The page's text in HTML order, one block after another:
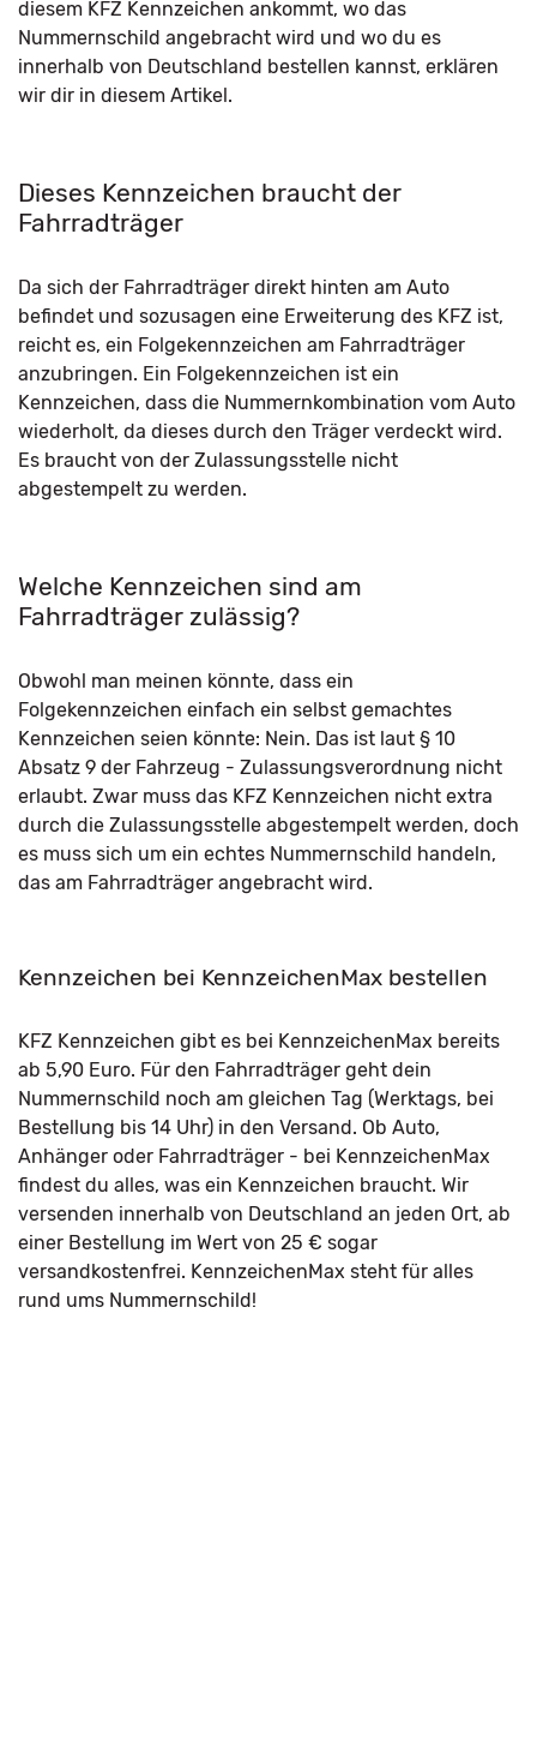
diesem KFZ Kennzeichen ankommt, wo das
Nummernschild angebracht wird und wo du es
innerhalb von Deutschland bestellen kannst, erklären
wir dir in diesem Artikel.
Dieses Kennzeichen braucht der
Fahrradträger
Da sich der Fahrradträger direkt hinten am Auto
befindet und sozusagen eine Erweiterung des KFZ ist,
reicht es, ein Folgekennzeichen am Fahrradträger
anzubringen. Ein Folgekennzeichen ist ein
Kennzeichen, dass die Nummernkombination vom Auto
wiederholt, da dieses durch den Träger verdeckt wird.
Es braucht von der Zulassungsstelle nicht
abgestempelt zu werden.
Welche Kennzeichen sind am
Fahrradträger zulässig?
Obwohl man meinen könnte, dass ein
Folgekennzeichen einfach ein selbst gemachtes
Kennzeichen seien könnte: Nein. Das ist laut § 10
Absatz 9 der Fahrzeug - Zulassungsverordnung nicht
erlaubt. Zwar muss das KFZ Kennzeichen nicht extra
durch die Zulassungsstelle abgestempelt werden, doch
es muss sich um ein echtes Nummernschild handeln,
das am Fahrradträger angebracht wird.
Kennzeichen bei KennzeichenMax bestellen
KFZ Kennzeichen gibt es bei KennzeichenMax bereits
ab 5,90 Euro. Für den Fahrradträger geht dein
Nummernschild noch am gleichen Tag (Werktags, bei
Bestellung bis 14 Uhr) in den Versand. Ob Auto,
Anhänger oder Fahrradträger - bei KennzeichenMax
findest du alles, was ein Kennzeichen braucht. Wir
versenden innerhalb von Deutschland an jeden Ort, ab
einer Bestellung im Wert von 25 € sogar
versandkostenfrei. KennzeichenMax steht für alles
rund ums Nummernschild!